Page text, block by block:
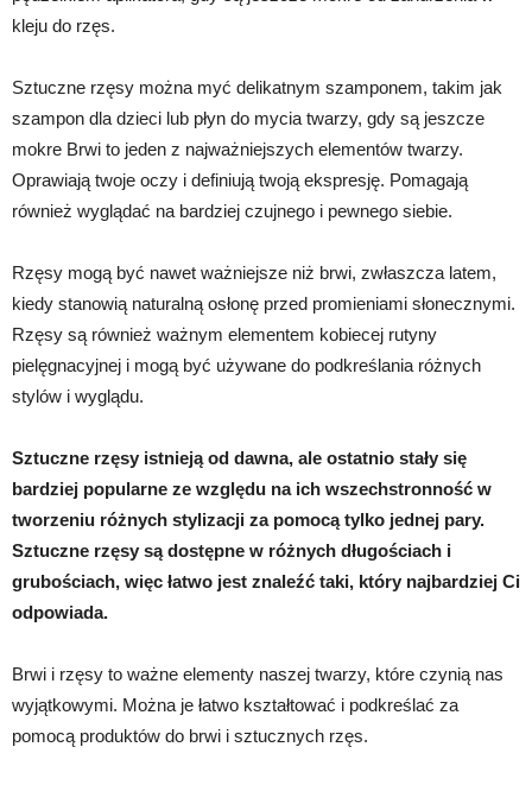
kleju do rzęs.
Sztuczne rzęsy można myć delikatnym szamponem, takim jak
szampon dla dzieci lub płyn do mycia twarzy, gdy są jeszcze
mokre Brwi to jeden z najważniejszych elementów twarzy.
Oprawiają twoje oczy i definiują twoją ekspresję. Pomagają
również wyglądać na bardziej czujnego i pewnego siebie.
Rzęsy mogą być nawet ważniejsze niż brwi, zwłaszcza latem,
kiedy stanowią naturalną osłonę przed promieniami słonecznymi.
Rzęsy są również ważnym elementem kobiecej rutyny
pielęgnacyjnej i mogą być używane do podkreślania różnych
stylów i wyglądu.
Sztuczne rzęsy istnieją od dawna, ale ostatnio stały się
bardziej popularne ze względu na ich wszechstronność w
tworzeniu różnych stylizacji za pomocą tylko jednej pary.
Sztuczne rzęsy są dostępne w różnych długościach i
grubościach, więc łatwo jest znaleźć taki, który najbardziej Ci
odpowiada.
Brwi i rzęsy to ważne elementy naszej twarzy, które czynią nas
wyjątkowymi. Można je łatwo kształtować i podkreślać za
pomocą produktów do brwi i sztucznych rzęs.